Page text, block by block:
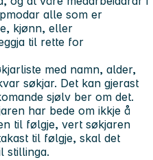
alle som er
kjønn, eller
til rette for
med namn, alder,
søkjar. Det kan gjerast
sjølv ber om det.
har bede om ikkje å
til følgje, vert søkjaren
til følgje, skal det
stillinga.